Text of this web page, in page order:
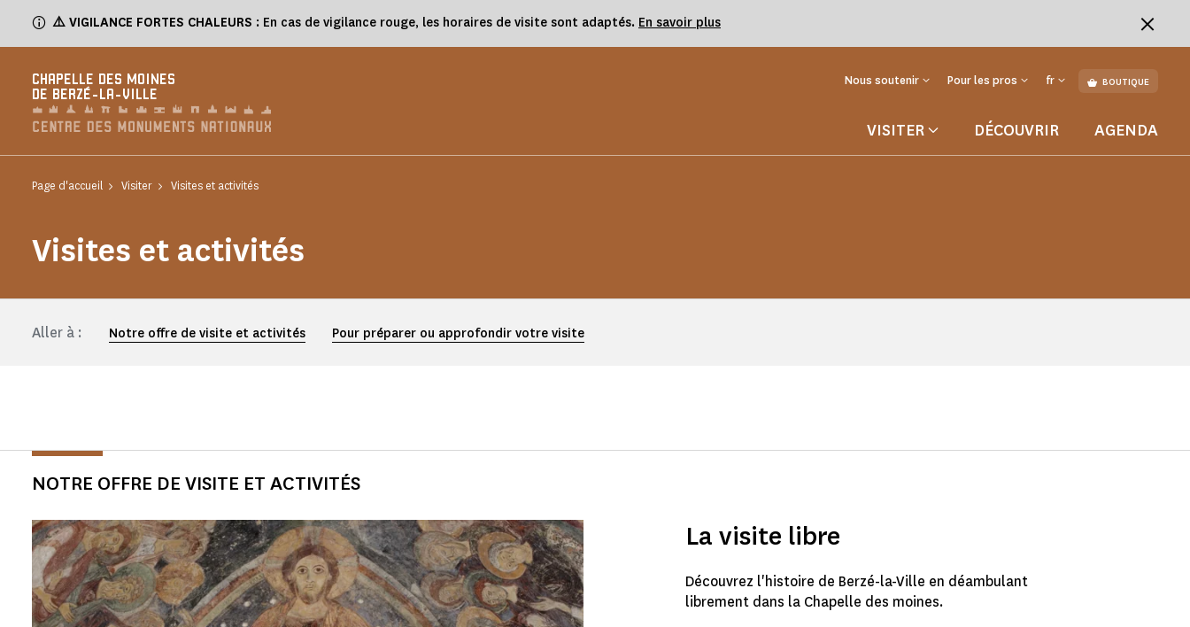
⚠️ VIGILANCE FORTES CHALEURS : En cas de vigilance rouge, les horaires de visite sont adaptés. En savoir plus
CHAPELLE DES MOINES
DE BERZÉ-LA-VILLE
Nous soutenir Pour les pros fr BOUTIQUE
VISITER DÉCOUVRIR AGENDA
Page d'accueil Visiter Visites et activités
Visites et activités
Aller à : Notre offre de visite et activités Pour préparer ou approfondir votre visite
NOTRE OFFRE DE VISITE ET ACTIVITÉS
La visite libre
Découvrez l'histoire de Berzé-la-Ville en déambulant
librement dans la Chapelle des moines.